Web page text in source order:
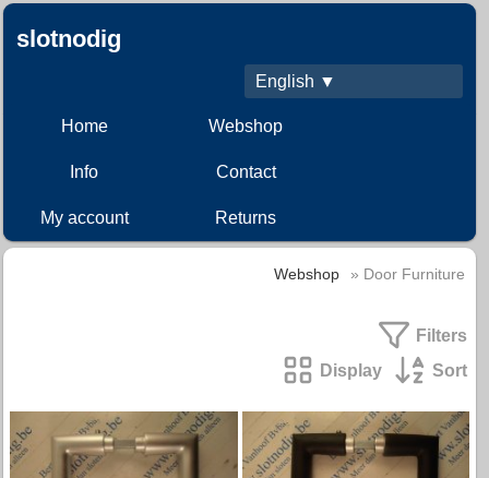
slotnodig
English ▼
Home Webshop
Info Contact
My account Returns
Webshop » Door Furniture
Filters
Display
Sort